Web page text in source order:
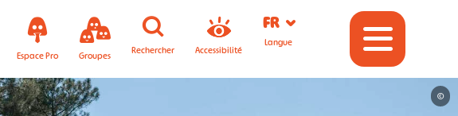
Espace Pro Groupes Rechercher Accessibilité
FR
Langue
©